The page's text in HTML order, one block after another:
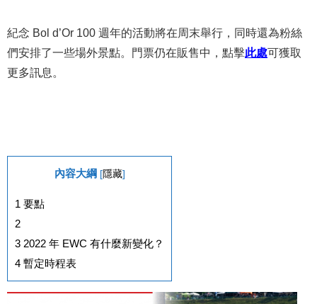
紀念 Bol d’Or 100 週年的活動將在周末舉行，同時還為粉絲
們安排了一些場外景點。門票仍在販售中，點擊此處可獲取
更多訊息。
內容大綱 [隱藏]
1 要點
2
3 2022 年 EWC 有什麼新變化？
4 暫定時程表